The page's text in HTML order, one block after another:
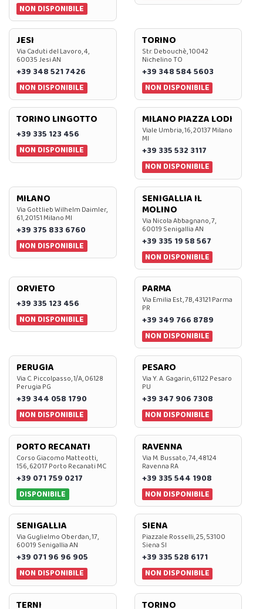
NON DISPONIBILE
JESI
Via Caduti del Lavoro, 4,
60035 Jesi AN
+39 348 521 7426
NON DISPONIBILE
TORINO
Str. Debouchè, 10042
Nichelino TO
+39 348 584 5603
NON DISPONIBILE
TORINO LINGOTTO
+39 335 123 456
NON DISPONIBILE
MILANO PIAZZA LODI
Viale Umbria, 16, 20137 Milano
MI
+39 335 532 3117
NON DISPONIBILE
MILANO
Via Gottlieb Wilhelm Daimler,
61, 20151 Milano MI
+39 375 833 6760
NON DISPONIBILE
SENIGALLIA IL
MOLINO
Via Nicola Abbagnano, 7,
60019 Senigallia AN
+39 335 19 58 567
NON DISPONIBILE
ORVIETO
+39 335 123 456
NON DISPONIBILE
PARMA
Via Emilia Est, 7B, 43121 Parma
PR
+39 349 766 8789
NON DISPONIBILE
PERUGIA
Via C. Piccolpasso, 1/A, 06128
Perugia PG
+39 344 058 1790
NON DISPONIBILE
PESARO
Via Y. A. Gagarin, 61122 Pesaro
PU
+39 347 906 7308
NON DISPONIBILE
PORTO RECANATI
Corso Giacomo Matteotti,
156, 62017 Porto Recanati MC
+39 071 759 0217
DISPONIBILE
RAVENNA
Via M. Bussato, 74, 48124
Ravenna RA
+39 335 544 1908
NON DISPONIBILE
SENIGALLIA
Via Guglielmo Oberdan, 17,
60019 Senigallia AN
+39 071 96 96 905
NON DISPONIBILE
SIENA
Piazzale Rosselli, 25, 53100
Siena SI
+39 335 528 6171
NON DISPONIBILE
TERNI TORINO